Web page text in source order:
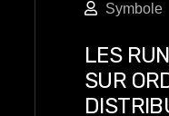
Symbole
LES
SUR